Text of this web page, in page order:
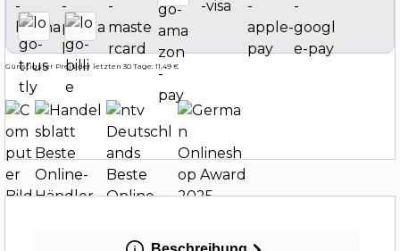
Günstigster Preis der letzten 30 Tage: 11,49 €